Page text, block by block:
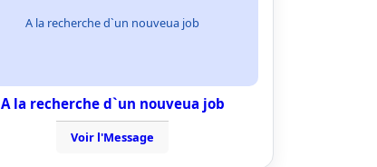
A la recherche d`un nouveua job
A la recherche d`un nouveua job
Voir l'Message